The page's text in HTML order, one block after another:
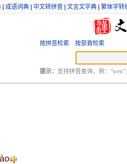
成语词典 中文转拼音 文言文字典 繁体字转
按拼音检索 按部首检索
提示： 支持拼音查询，例：